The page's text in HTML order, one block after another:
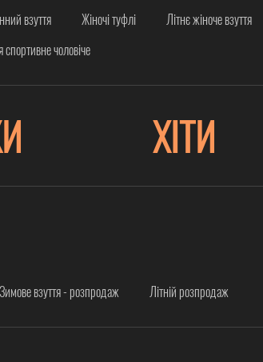
взуття Жіночі туфлі Літнє жіноче взуття
спортивне чоловіче
ХІТИ
Зимове взуття - розпродаж Літній розпродаж